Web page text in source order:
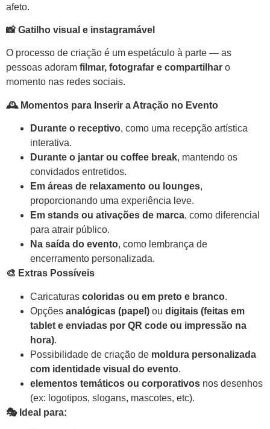
afeto.
📸Gatilho visual e instagramável
O processo de criação é um espetáculo à parte — as
pessoas adoram filmar, fotografar e compartilhar o
momento nas redes sociais.
🕰️Momentos para Inserir a Atração no Evento
Durante o receptivo, como uma recepção artística
interativa.
Durante o jantar ou coffee break, mantendo os
convidados entretidos.
Em áreas de relaxamento ou lounges,
proporcionando uma experiência leve.
Em stands ou ativações de marca, como diferencial
para atrair público.
Na saída do evento, como lembrança de
encerramento personalizada.
🎨 Extras Possíveis
Caricaturas coloridas ou em preto e branco.
Opções analógicas (papel) ou digitais (feitas em
tablet e enviadas por QR code ou impressão na
hora).
Possibilidade de criação de moldura personalizada
com identidade visual do evento.
elementos temáticos ou corporativos nos desenhos
(ex: logotipos, slogans, mascotes, etc).
🎭Ideal para: